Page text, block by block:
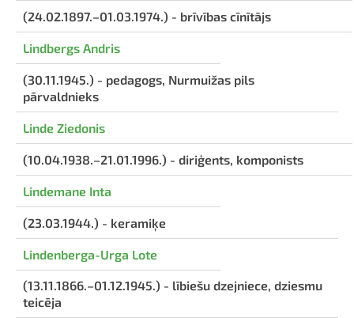
(24.02.1897.–01.03.1974.) - brīvības cīnītājs
Lindbergs Andris
(30.11.1945.) - pedagogs, Nurmuižas pils
pārvaldnieks
Linde Ziedonis
(10.04.1938.–21.01.1996.) - diriģents, komponists
Lindemane Inta
(23.03.1944.) - keramiķe
Lindenberga-Urga Lote
(13.11.1866.–01.12.1945.) - lībiešu dzejniece, dziesmu
teicēja